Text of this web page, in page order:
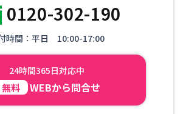
0120-302-190
時間：平日 10:00-17:00
24時間365日対応中
無料 WEBから問合せ